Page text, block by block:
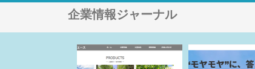
企業情報ジャーナル